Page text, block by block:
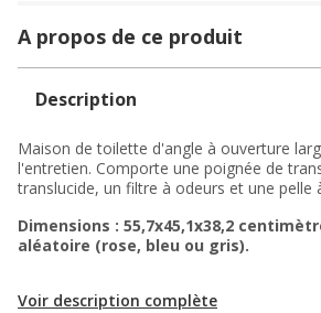
A propos de ce produit
Description
Maison de toilette d'angle à ouverture
l'entretien. Comporte une poignée de
translucide, un filtre à odeurs et une pelle
Dimensions : 55,7x45,1x38,2
aléatoire (rose, bleu ou gris).
Voir description complète